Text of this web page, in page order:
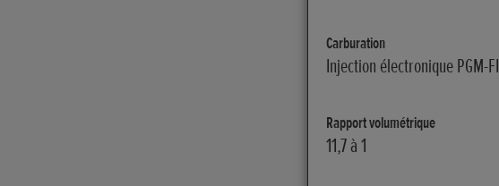
Carburation
Injection électronique PGM-FI
Rapport volumétrique
11,7 à 1